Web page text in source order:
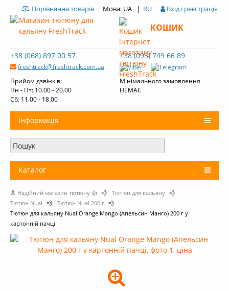
Порівняння товарів Мова: UA | RU Вхід і реєстрація
+38 (068) 897 00 57
freshtrack@freshtrack.com.ua
+38 (093) 749 66 89
Прийом дзвінків:
Пн - Пт: 10.00 - 20.00
Cб: 11.00 - 18.00
Мінімального замовлення
НЕМАЄ
КОШИК
Інформація
Про нас
Доставка і оплата
Огляди тютюну Fresh Track
Каталог
Тютюн для кальяну
Вугілля для кальяну
Кальяни
Комплектуючі для кальяну
🔝 Надійний магазин тютюну 👍 💨 Тютюн для кальяну 💨
Тютюн Nual 💨 Тютюн Nual 200 г 💨
Тютюн для кальяну Nual Orange Mango (Апельсин Манго) 200 г у
картонній пачці